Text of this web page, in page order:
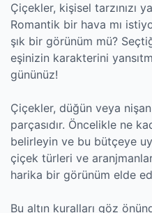
Çiçekler, kişisel tarzınızı
Romantik bir hava mı
şık bir görünüm mü?
eşinizin karakterini
gününüz!
Çiçekler, düğün veya
parçasıdır. Öncelikle ne
belirleyin ve bu bütçeye
çiçek türleri ve
harika bir görünüm elde
Bu altın kuralları göz